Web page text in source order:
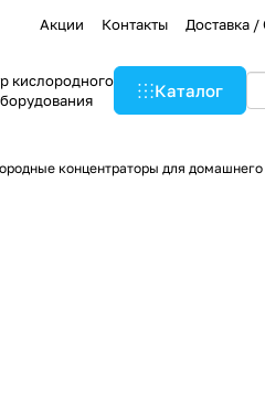
Акции Контакты Доставка /
кислородного
Каталог
концентраторы для домашнего